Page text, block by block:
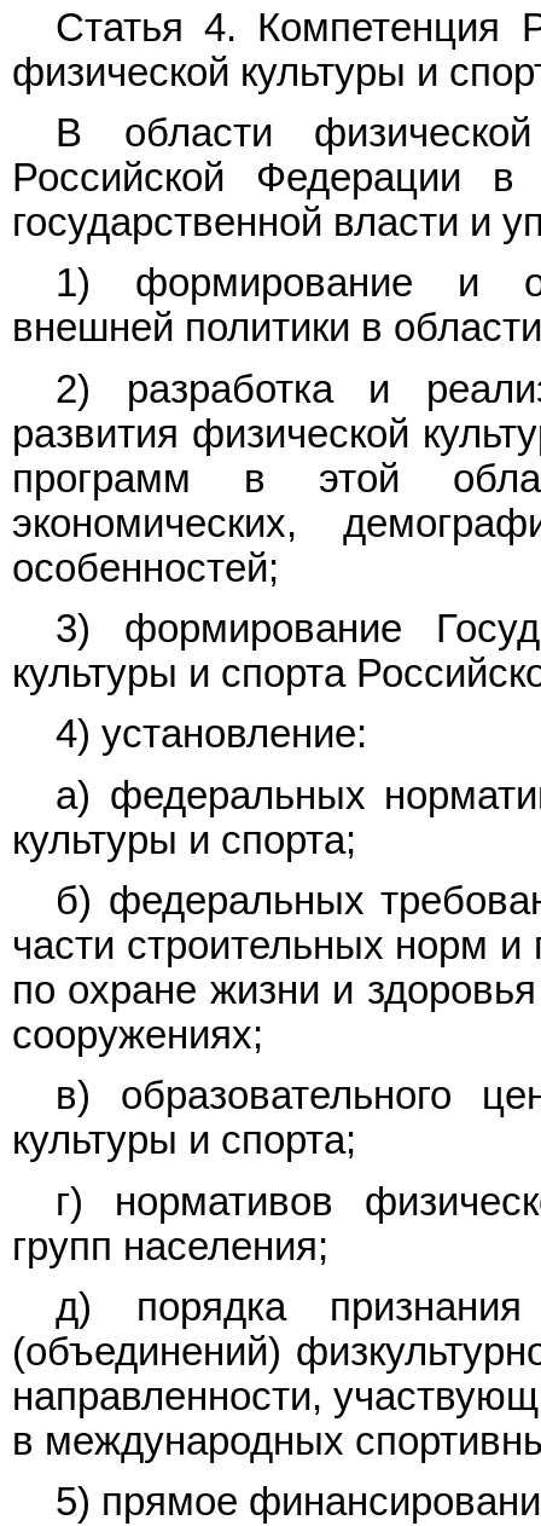
Статья 4. Компетенция
физической культуры и
В области
Российской Федерации
государственной власти и
1) формирование и
внешней политики в
2) разработка и
развития физической
программ в этой
экономических,
особенностей;
3) формирование
культуры и спорта
4) установление:
а) федеральных
культуры и спорта;
б) федеральных
части строительных норм
по охране жизни и
сооружениях;
в) образовательного
культуры и спорта;
г) нормативов
групп населения;
д) порядка
(объединений)
направленности,
в международных
5) прямое